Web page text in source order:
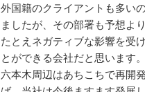
外国籍のクライアントも多い
ましたが、その部署も予想よ
たとえネガティブな影響を受
とができる会社だと思います。
六本木周辺はあちこちで再開